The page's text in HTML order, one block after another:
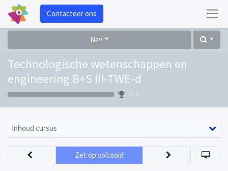
Contacteer ons
Nav
Technologische wetenschappen en
engineering B+S III-TWE-d
0 %
Inhoud cursus
Zet op voltooid